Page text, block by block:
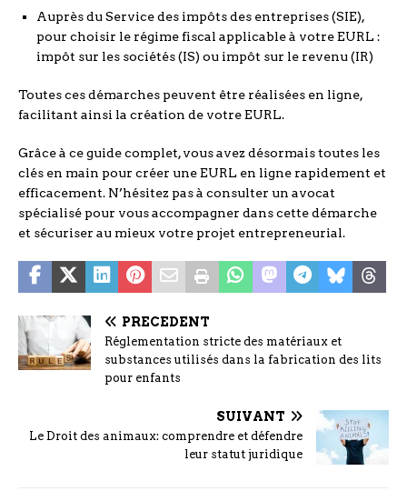
Auprès du Service des impôts des entreprises (SIE),
pour choisir le régime fiscal applicable à votre EURL :
impôt sur les sociétés (IS) ou impôt sur le revenu (IR)
Toutes ces démarches peuvent être réalisées en ligne,
facilitant ainsi la création de votre EURL.
Grâce à ce guide complet, vous avez désormais toutes les
clés en main pour créer une EURL en ligne rapidement et
efficacement. N’hésitez pas à consulter un avocat
spécialisé pour vous accompagner dans cette démarche
et sécuriser au mieux votre projet entrepreneurial.
PRÉCÉDENT
Réglementation stricte des matériaux et
substances utilisés dans la fabrication des lits
pour enfants
SUIVANT
Le Droit des animaux: comprendre et défendre
leur statut juridique